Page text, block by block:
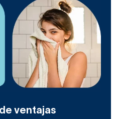
Le dará
un toque
, ¡te fascinará! Si por el
infantil, elegir un llamativo
patas le encantará a tu
rosa? Además,
ventajas